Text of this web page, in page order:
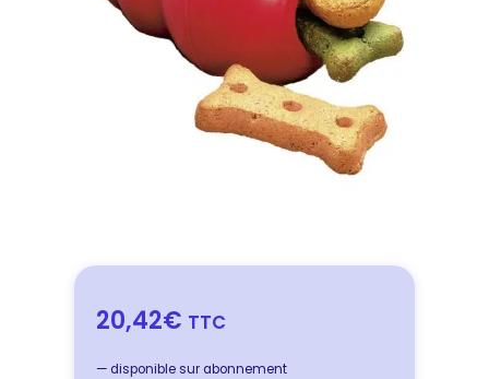
20,42€ TTC
— disponible sur abonnement